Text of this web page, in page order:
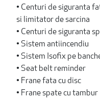
• Centuri de siguranta
si limitator de sarcina
• Centuri de siguranta
• Sistem antiincendiu
• Sistem Isofix pe
• Seat belt reminder
• Frane fata cu disc
• Frane spate cu tambur